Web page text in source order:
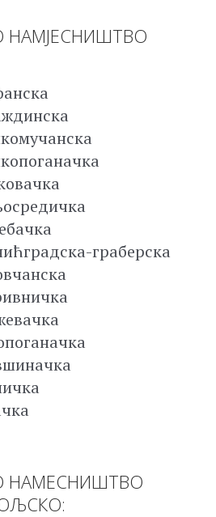
НАМЈЕСНИШТВО
граберска
НАМЕСНИШТВО